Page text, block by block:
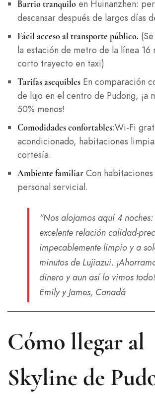
Barrio tranquiloen Huinanzhen:
descansar después de largos días
Fácil acceso al transporte público.
la estación de metro de la línea 16
corto trayecto en taxi)
Tarifas asequiblesEn comparación
de lujo en el centro de Pudong, ¡a
50% menos!
Comodidades confortables:Wi-Fi
acondicionado, habitaciones
cortesía.
Ambiente familiarCon habitaciones
personal servicial.
“Nos alojamos aquí 4 noches:
excelente relación calidad-
impecablemente limpio y a
minutos de Lujiazui.
dinero y aun así lo vimos
Emily y James, Canadá
Cómo llegar al
Skyline de